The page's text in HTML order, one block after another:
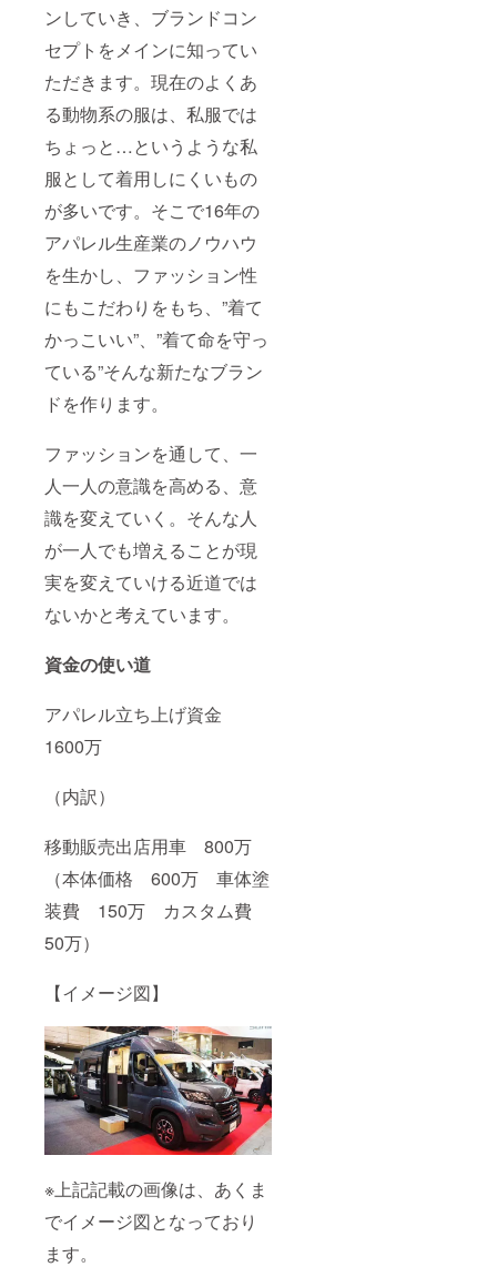
ンしていき、ブランドコン
セプトをメインに知ってい
ただきます。現在のよくあ
る動物系の服は、私服では
ちょっと…というような私
服として着用しにくいもの
が多いです。そこで16年の
アパレル生産業のノウハウ
を生かし、ファッション性
にもこだわりをもち、”着て
かっこいい”、”着て命を守っ
ている”そんな新たなブラン
ドを作ります。
ファッションを通して、一
人一人の意識を高める、意
識を変えていく。そんな人
が一人でも増えることが現
実を変えていける近道では
ないかと考えています。
資金の使い道
アパレル立ち上げ資金
1600万
（内訳）
移動販売出店用車 800万
（本体価格 600万 車体塗
装費 150万 カスタム費
50万）
【イメージ図】
※上記記載の画像は、あくま
でイメージ図となっており
ます。